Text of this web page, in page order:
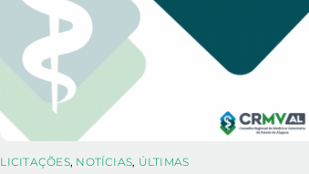
LICITAÇÕES, NOTÍCIAS, ÚLTIMAS